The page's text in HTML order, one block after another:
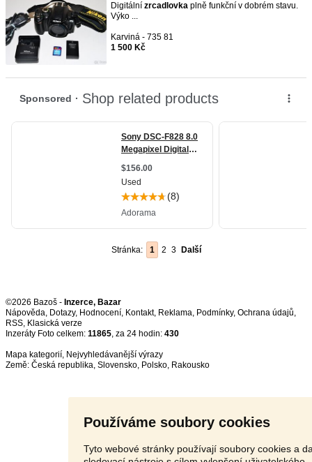
Používáme soubory cookies
Tyto webové stránky používají soubory cookies a
Digitální zrcadlovka plně funkční v dobrém stavu.
Výko ...
Karviná - 735 81
1 500 Kč
Stránka: 1 2 3 Další
©2026 Bazoš - Inzerce, Bazar
Nápověda, Dotazy, Hodnocení, Kontakt, Reklama, Podmínky, Ochrana údajů,
RSS,
Inzeráty Foto celkem: 11865, za 24 hodin: 430
Mapa kategorií, Nejvyhledávanější výrazy
Země: Česká republika, Slovensko, Polsko, Rakousko